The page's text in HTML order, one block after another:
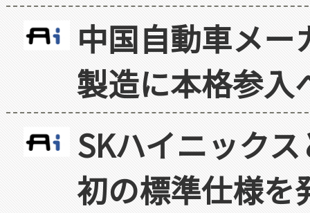
中国自動車メ
製造に本格参入
SKハイニック
初の標準仕様を